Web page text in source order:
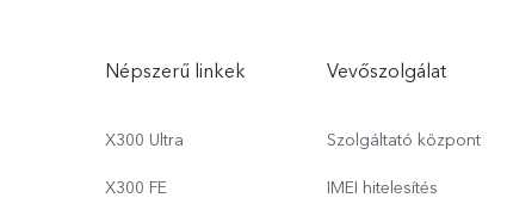
Népszerű linkek
X300 Ultra
X300 FE
Vevőszolgálat
Szolgáltató központ
IMEI hitelesítés